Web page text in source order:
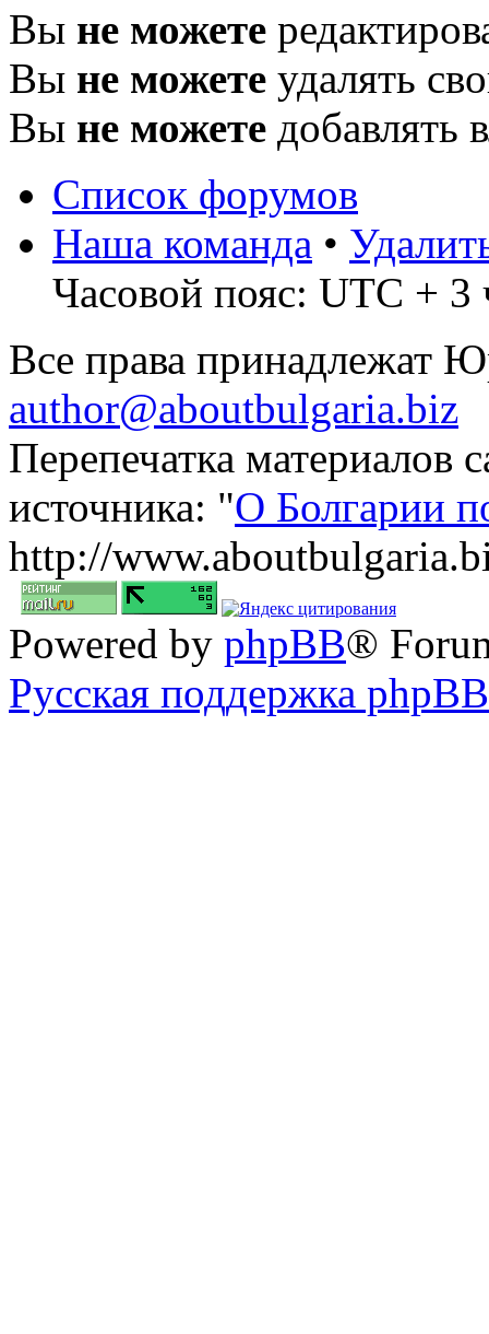
Вы не можете
Вы не можете удалять
Вы не можете добавлять
Список форумов
Наша команда •
Часовой пояс: UTC + 3
Все права принадлежат
author@aboutbulgaria.biz
Перепечатка материалов
источника: "О Болгарии
http://
Powered by phpBB®
Русская поддержка phpBB